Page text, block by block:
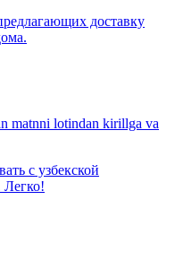
доставку
matnni lotindan kirillga va
с узбекской
Легко!